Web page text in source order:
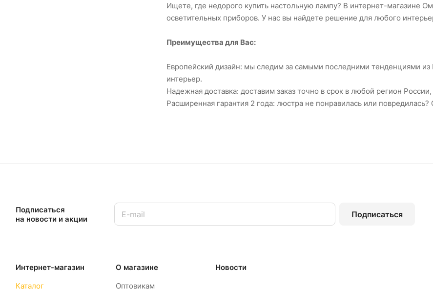
Ищете, где недорого купить настольную лампу? В интернет-магазине
осветительных приборов. У нас вы найдете решение для любого
Преимущества для Вас:
Европейский дизайн: мы следим за самыми последними тенденциями
интерьер.
Надежная доставка: доставим заказ точно в срок в любой регион
Расширенная гарантия 2 года: люстра не понравилась или
Подписаться
на новости и акции
Подписаться
Интернет-магазин
Каталог
О магазине
Оптовикам
Новости